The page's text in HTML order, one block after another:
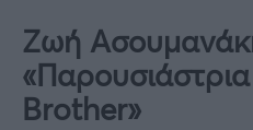
Ζωή
Brother»